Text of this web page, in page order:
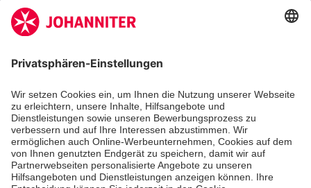
Zertifizierung der Johanniter-Unfall-Hilfe e.V.
Die Johanniter GmbH führt das Spendenzertifikat
des Deutschen Spendenrats e.V.